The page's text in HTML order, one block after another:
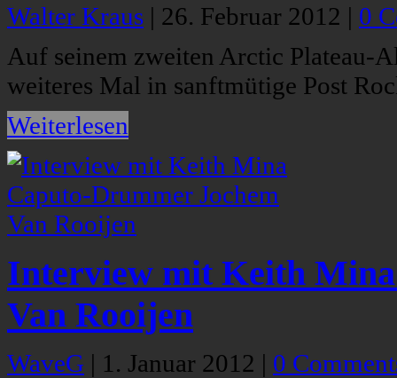
Walter Kraus | 26. Februar 2012 | 0
Auf seinem zweiten Arctic
weiteres Mal in sanftmütige Post
Weiterlesen
Interview mit Keith
Van Rooijen
WaveG | 1. Januar 2012 | 0